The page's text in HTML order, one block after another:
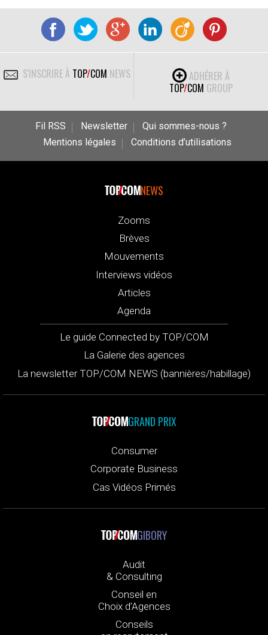
S'INSCRIRE À TOP/COM NEWS
ADHÉRER À
TOP/COM GROUP
Fil RSS Newsletter
Qui sommes-nous ?
Mentions légales
Conditions d’utilisations
NEWS
Zooms
Brèves
Mouvements
Interviews vidéos
Articles
Agenda
Le guide Connected by TOP/COM
La Galerie des agences
La newsletter TOP/COM NEWS (bannières/habillage)
GRAND PRIX
Consumer
Corporate Business
Cas Vidéos Primés
GIBORY
Audit
& Consulting
Conseil en
Choix d’Agences
Conseils